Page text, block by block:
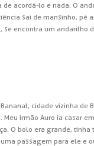
de acordá-lo e nada. O
sai de mansinho, pé
se encontra um andarilho
cidade vizinha de
Meu irmão Auro ia casar
O bolo era grande,
passagem para ele e